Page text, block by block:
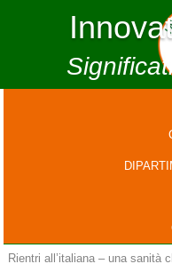
Rientri all’italiana – una sanità